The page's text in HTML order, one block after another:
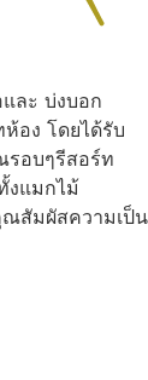
ละ บ่งบอก
อง โดยได้รับ
รอบๆรีสอร์ท
งแมกไม้
สัมผัสความเป็น